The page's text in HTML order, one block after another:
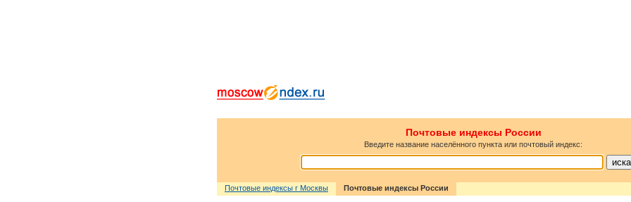
Почтовые индексы России
Введите название населённого пункта или почтовый индекс:
Почтовые индексы г Москвы Почтовые индексы России